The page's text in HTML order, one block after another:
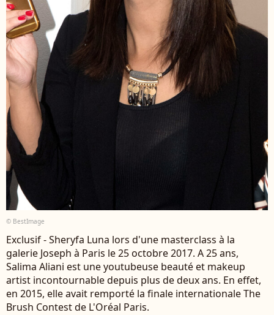
© BestImage
Exclusif - Sheryfa Luna lors d'une masterclass à la
galerie Joseph à Paris le 25 octobre 2017. A 25 ans,
Salima Aliani est une youtubeuse beauté et makeup
artist incontournable depuis plus de deux ans. En effet,
en 2015, elle avait remporté la finale internationale The
Brush Contest de L'Oréal Paris.